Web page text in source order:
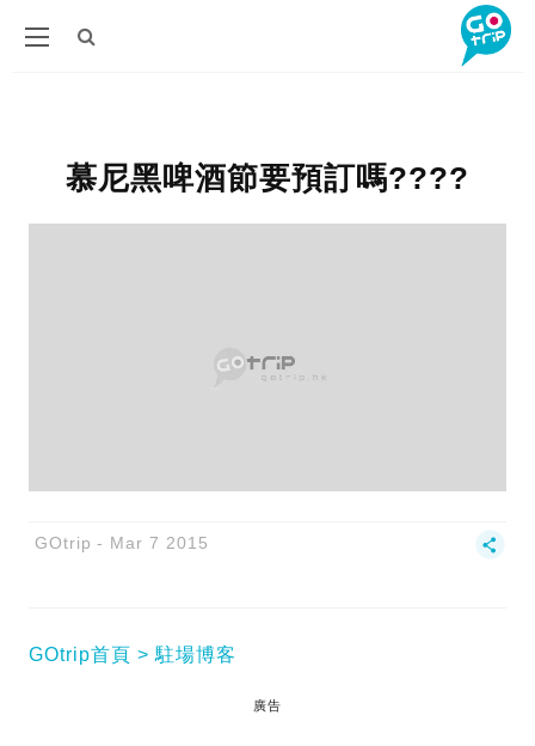
慕尼黑啤酒節要預訂嗎????
GOtrip Mar 7 2015
GOtrip首頁 駐場博客
廣告